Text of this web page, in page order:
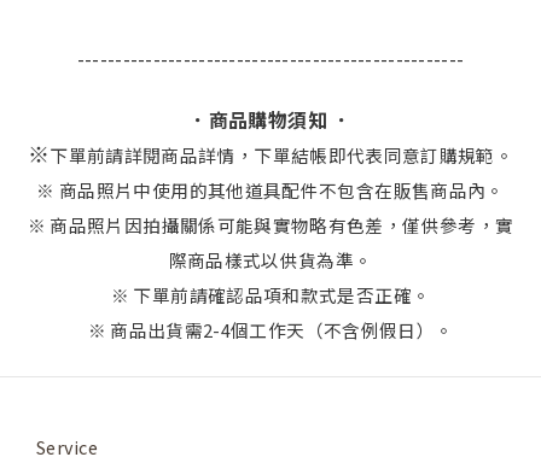
---------------------------------------------------
．商品購物須知 ．
※下單前請詳閱商品詳情，下單結帳即代表同意訂購規範。
※ 商品照片中使用的其他道具配件不包含在販售商品內。
※ 商品照片因拍攝關係可能與實物略有色差，僅供參考，實
際商品樣式以供貨為準。
※ 下單前請確認品項和款式是否正確。
※ 商品出貨需2-4個工作天（不含例假日）。
Service